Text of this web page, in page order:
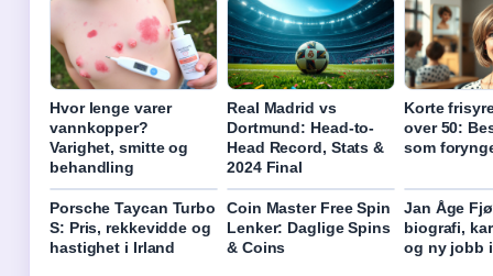
Hvor lenge varer
vannkopper?
Varighet, smitte og
behandling
Real Madrid vs
Dortmund: Head-to-
Head Record, Stats &
2024 Final
Korte
over 50:
som
Porsche Taycan Turbo
S: Pris, rekkevidde og
hastighet i Irland
Coin Master Free Spin
Lenker: Daglige Spins
& Coins
Jan Åge
biografi,
og ny jobb